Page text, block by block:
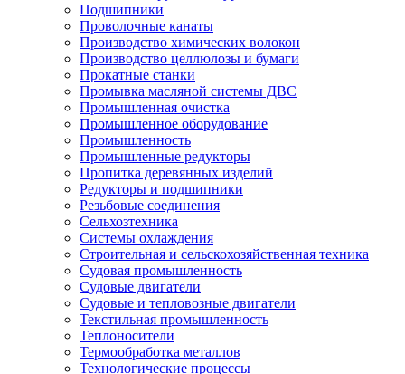
Подшипники
Проволочные канаты
Производство химических волокон
Производство целлюлозы и бумаги
Прокатные станки
Промывка масляной системы ДВС
Промышленная очистка
Промышленное оборудование
Промышленность
Промышленные редукторы
Пропитка деревянных изделий
Редукторы и подшипники
Резьбовые соединения
Сельхозтехника
Системы охлаждения
Строительная и сельскохозяйственная техника
Судовая промышленность
Судовые двигатели
Судовые и тепловозные двигатели
Текстильная промышленность
Теплоносители
Термообработка металлов
Технологические процессы